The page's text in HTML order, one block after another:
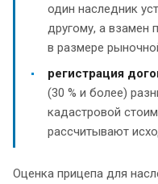
один наследник
другому, а взамен
в размере
регистрация
(30 % и более)
кадастровой
рассчитывают
Оценка прицепа для